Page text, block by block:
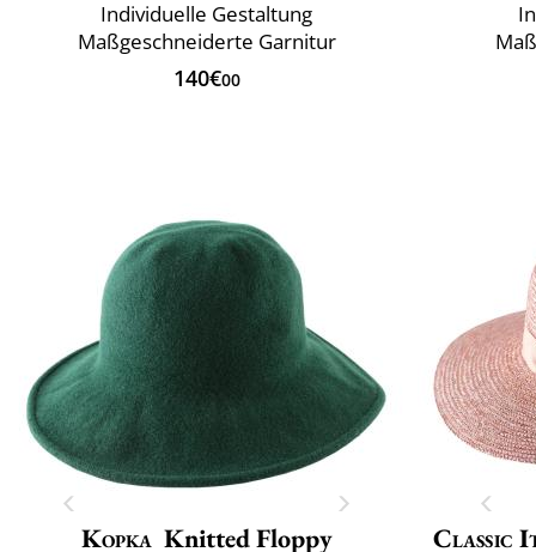
Individuelle Gestaltung
Maßgeschneiderte Garnitur
140€00
Kopka Knitted Floppy Classic